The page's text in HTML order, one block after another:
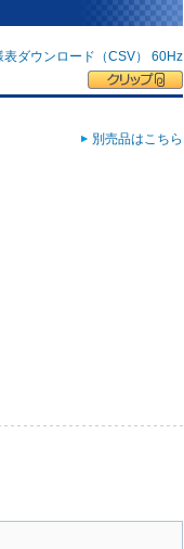
表ダウンロード（CSV） 60Hz
別売品はこちら